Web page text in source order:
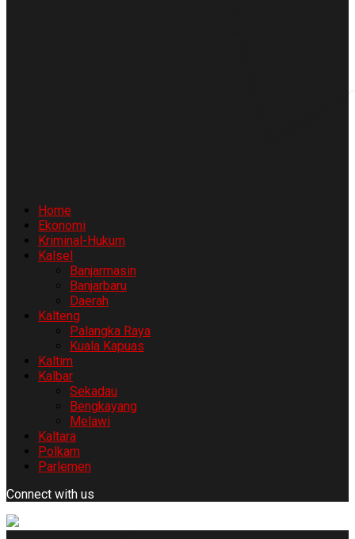
Home
Ekonomi
Kriminal-Hukum
Kalsel
Banjarmasin
Banjarbaru
Daerah
Kalteng
Palangka Raya
Kuala Kapuas
Kaltim
Kalbar
Sekadau
Bengkayang
Melawi
Kaltara
Polkam
Parlemen
Connect with us